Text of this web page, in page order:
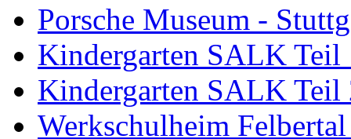
Porsche Museum -
Kindergarten SALK Teil
Kindergarten SALK Teil
Werkschulheim